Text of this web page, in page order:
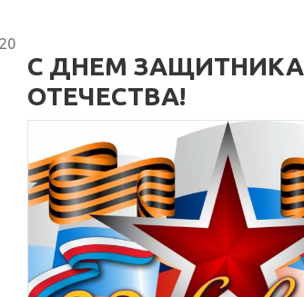
С ДНЕМ ЗАЩИТНИКА
ОТЕЧЕСТВА!